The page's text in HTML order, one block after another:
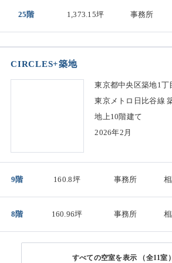
25階 1,373.15坪 事務所
CIRCLES+築地
東京都中央区築地1丁
東京メトロ日比谷線
地上10階建て
2026年2月
9階 160.8坪 事務所
8階 160.96坪 事務所
（全11室